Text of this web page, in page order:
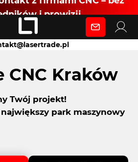
i prowizji
się
jako
Klient
CNC Kraków
Twój projekt!
park maszynowy